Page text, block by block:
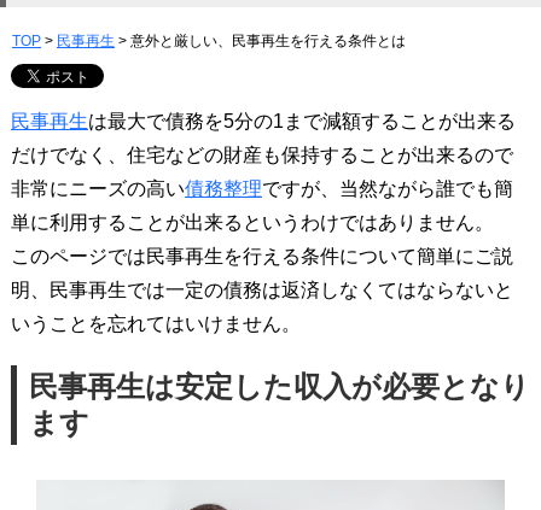
TOP > 民事再生 > 意外と厳しい、民事再生を行える条件とは
民事再生は最大で債務を5分の1まで減額することが出来る
だけでなく、住宅などの財産も保持することが出来るので
非常にニーズの高い債務整理ですが、当然ながら誰でも簡
単に利用することが出来るというわけではありません。
このページでは民事再生を行える条件について簡単にご説
明、民事再生では一定の債務は返済しなくてはならないと
いうことを忘れてはいけません。
民事再生は安定した収入が必要となり
ます